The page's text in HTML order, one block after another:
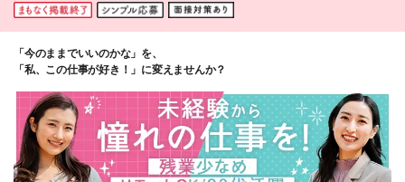
「今のままでいいのかな」を、
「私、この仕事が好き！」に変えませんか？